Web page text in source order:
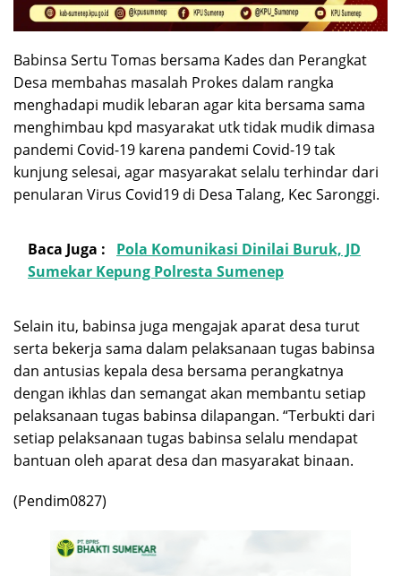
Babinsa Sertu Tomas bersama Kades dan Perangkat
Desa membahas masalah Prokes dalam rangka
menghadapi mudik lebaran agar kita bersama sama
menghimbau kpd masyarakat utk tidak mudik dimasa
pandemi Covid-19 karena pandemi Covid-19 tak
kunjung selesai, agar masyarakat selalu terhindar dari
penularan Virus Covid19 di Desa Talang, Kec Saronggi.
Baca Juga :
Pola Komunikasi Dinilai Buruk, JD
Sumekar Kepung Polresta Sumenep
Selain itu, babinsa juga mengajak aparat desa turut
serta bekerja sama dalam pelaksanaan tugas babinsa
dan antusias kepala desa bersama perangkatnya
dengan ikhlas dan semangat akan membantu setiap
pelaksanaan tugas babinsa dilapangan. “Terbukti dari
setiap pelaksanaan tugas babinsa selalu mendapat
bantuan oleh aparat desa dan masyarakat binaan.
(Pendim0827)